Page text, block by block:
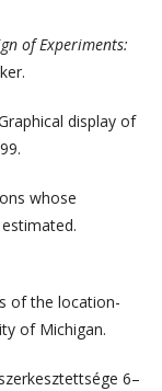
of Experiments:
display of
whose
of the location-
of Michigan.
6–